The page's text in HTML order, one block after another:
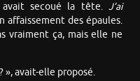
secoué la tête. J’ai
affaissement des épaules.
vraiment ça, mais elle ne
», avait-elle proposé.